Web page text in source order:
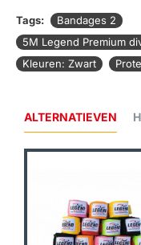
Tags:
Bandages 2
5M Legend Premium
Kleuren: Zwart
ALTERNATIEVEN